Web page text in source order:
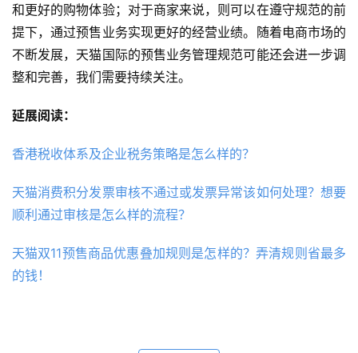
和更好的购物体验；对于商家来说，则可以在遵守规范的前
提下，通过预售业务实现更好的经营业绩。随着电商市场的
不断发展，天猫国际的预售业务管理规范可能还会进一步调
整和完善，我们需要持续关注。
延展阅读：
香港税收体系及企业税务策略是怎么样的？
天猫消费积分发票审核不通过或发票异常该如何处理？想要
顺利通过审核是怎么样的流程？
天猫双11预售商品优惠叠加规则是怎样的？弄清规则省最多
的钱！